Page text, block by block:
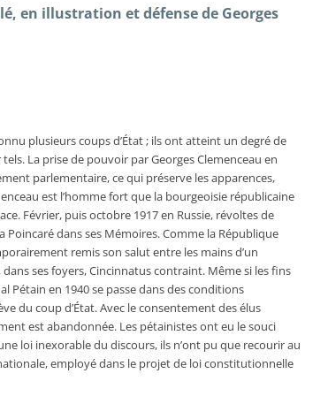
en illustration et défense de Georges
plusieurs coups d’État ; ils ont atteint un degré de
La prise de pouvoir par Georges Clemenceau en
parlementaire, ce qui préserve les apparences,
est l’homme fort que la bourgeoisie républicaine
Février, puis octobre 1917 en Russie, révoltes de
Poincaré dans ses Mémoires. Comme la République
remis son salut entre les mains d’un
ses foyers, Cincinnatus contraint. Même si les fins
Pétain en 1940 se passe dans des conditions
du coup d’État. Avec le consentement des élus
est abandonnée. Les pétainistes ont eu le souci
loi inexorable du discours, ils n’ont pu que recourir au
employé dans le projet de loi constitutionnelle